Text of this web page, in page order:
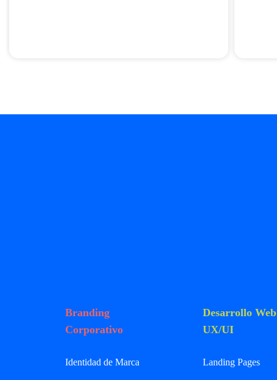
Branding
Corporativo
Identidad de Marca
Desarrollo Web
UX/UI
Landing Pages